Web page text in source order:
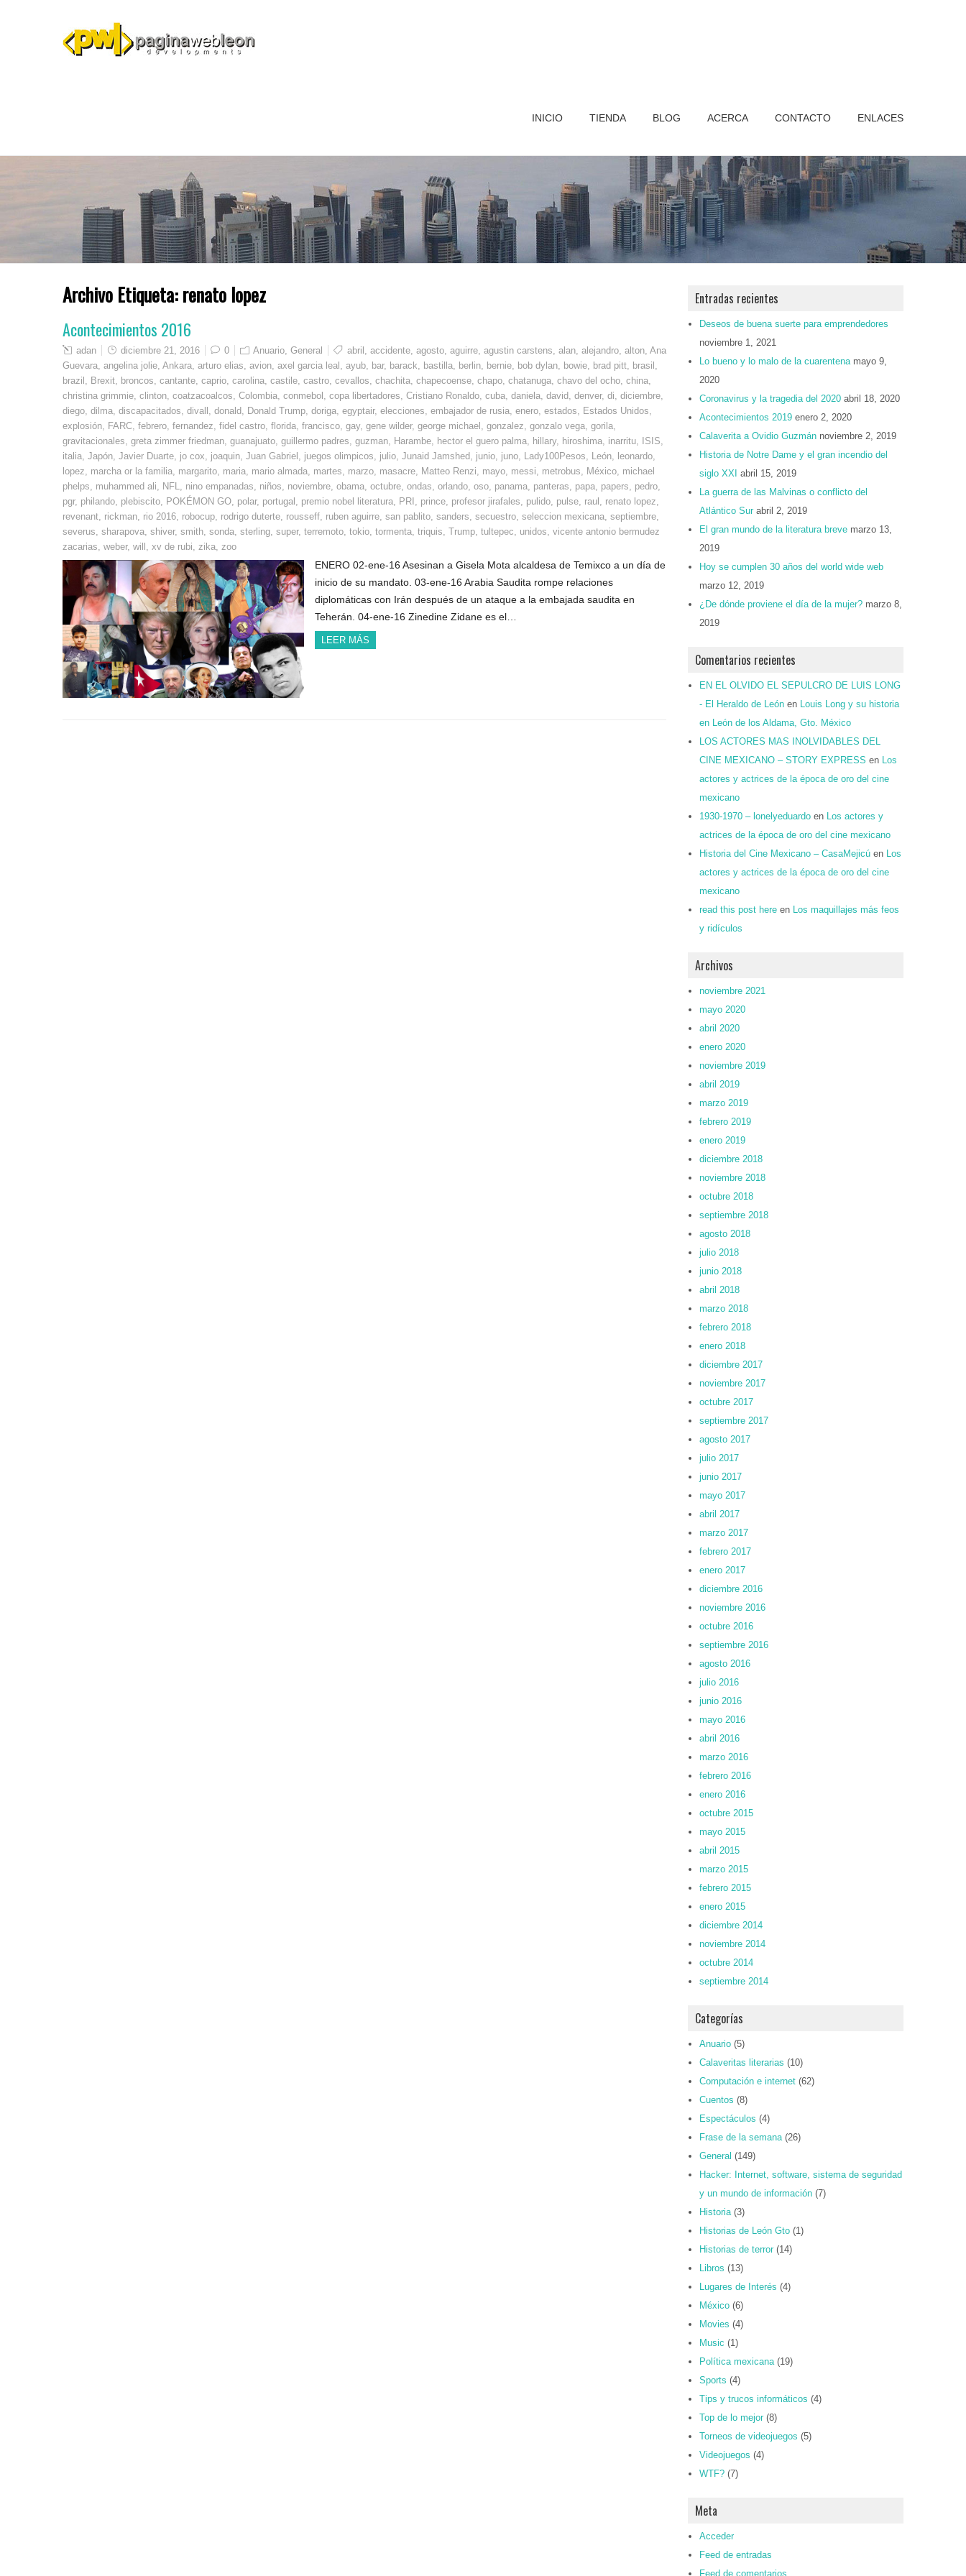
INICIO TIENDA BLOG ACERCA CONTACTO ENLACES
Archivo Etiqueta:renato lopez
Acontecimientos 2016
adan diciembre 21, 2016 0 Anuario, General abril , accidente, agosto, aguirre, agustin carstens, alan, alejandro, alton, Ana
Guevara, angelina jolie, Ankara, arturo elias, avion, axel garcia leal , ayub, bar, barack, bastilla, berlin, bernie, bob dylan, bowie, brad pitt, brasil ,
brazil , Brexit, broncos, cantante, caprio, carolina, castile, castro, cevallos, chachita, chapecoense, chapo, chatanuga, chavo del ocho, china,
christina grimmie, clinton, coatzacoalcos, Colombia, conmebol , copa libertadores, Cristiano Ronaldo, cuba, daniela, david, denver, di, diciembre,
diego, dilma, discapacitados, divall , donald, Donald Trump, doriga, egyptair, elecciones, embajador de rusia, enero, estados, Estados Unidos,
explosión, FARC, febrero, fernandez, fidel castro, florida, francisco, gay, gene wilder, george michael , gonzalez, gonzalo vega, gorila,
gravitacionales, greta zimmer friedman, guanajuato, guillermo padres, guzman, Harambe, hector el guero palma, hillary, hiroshima, inarritu, ISIS,
italia, Japón, Javier Duarte, jo cox, joaquin, Juan Gabriel , juegos olimpicos, julio, Junaid Jamshed, junio, juno, Lady100Pesos, León, leonardo,
lopez, marcha or la familia, margarito, maria, mario almada, martes, marzo, masacre, Matteo Renzi, mayo, messi, metrobus, México, michael
phelps, muhammed ali, NFL, nino empanadas, niños, noviembre, obama, octubre, ondas, orlando, oso, panama, panteras, papa, papers, pedro,
pgr, philando, plebiscito, POKÉMON GO, polar, portugal , premio nobel literatura, PRI , prince, profesor jirafales, pulido, pulse, raul , renato lopez,
revenant, rickman, rio 2016, robocup, rodrigo duterte, rousseff, ruben aguirre, san pablito, sanders, secuestro, seleccion mexicana, septiembre,
severus, sharapova, shiver, smith, sonda, sterling, super, terremoto, tokio, tormenta, triquis, Trump, tultepec, unidos, vicente antonio bermudez
zacarias, weber, will , xv de rubi, zika, zoo
ENERO 02-ene-16 Asesinan a Gisela Mota alcaldesa de Temixco a un día de
inicio de su mandato. 03-ene-16 Arabia Saudita rompe relaciones
diplomáticas con Irán después de un ataque a la embajada saudita en
Teherán. 04-ene-16 Zinedine Zidane es el…
LEER MÁS
Entradas recientes
Deseos de buena suerte para emprendedores
noviembre 1, 2021
Lo bueno y lo malo de la cuarentena mayo 9,
2020
Coronavirus y la tragedia del 2020 abril 18, 2020
Acontecimientos 2019 enero 2, 2020
Calaverita a Ovidio Guzmán noviembre 2, 2019
Historia de Notre Dame y el gran incendio del
siglo XXI abril 15, 2019
La guerra de las Malvinas o conflicto del
Atlántico Sur abril 2, 2019
El gran mundo de la literatura breve marzo 13,
2019
Hoy se cumplen 30 años del world wide web
marzo 12, 2019
¿De dónde proviene el día de la mujer? marzo 8,
2019
Comentarios recientes
EN EL OLVIDO EL SEPULCRO DE LUIS LONG
- El Heraldo de León en Louis Long y su historia
en León de los Aldama, Gto. México
LOS ACTORES MAS INOLVIDABLES DEL
CINE MEXICANO – STORY EXPRESS en Los
actores y actrices de la época de oro del cine
mexicano
1930-1970 – lonelyeduardo en Los actores y
actrices de la época de oro del cine mexicano
Historia del Cine Mexicano – CasaMejicú en Los
actores y actrices de la época de oro del cine
mexicano
read this post here en Los maquillajes más feos
y ridículos
Archivos
noviembre 2021
mayo 2020
abril 2020
enero 2020
noviembre 2019
abril 2019
marzo 2019
febrero 2019
enero 2019
diciembre 2018
noviembre 2018
octubre 2018
septiembre 2018
agosto 2018
julio 2018
junio 2018
abril 2018
marzo 2018
febrero 2018
enero 2018
diciembre 2017
noviembre 2017
octubre 2017
septiembre 2017
agosto 2017
julio 2017
junio 2017
mayo 2017
abril 2017
marzo 2017
febrero 2017
enero 2017
diciembre 2016
noviembre 2016
octubre 2016
septiembre 2016
agosto 2016
julio 2016
junio 2016
mayo 2016
abril 2016
marzo 2016
febrero 2016
enero 2016
octubre 2015
mayo 2015
abril 2015
marzo 2015
febrero 2015
enero 2015
diciembre 2014
noviembre 2014
octubre 2014
septiembre 2014
Categorías
Anuario (5)
Calaveritas literarias (10)
Computación e internet (62)
Cuentos (8)
Espectáculos (4)
Frase de la semana(26)
General (149)
Hacker: Internet, software, sistema de seguridad
y un mundo de información (7)
Historia(3)
Historias de León Gto (1)
Historias de terror (14)
Libros (13)
Lugares de Interés (4)
México (6)
Movies (4)
Music (1)
Política mexicana(19)
Sports (4)
Tips y trucos informáticos (4)
Top de lo mejor (8)
Torneos de videojuegos (5)
Videojuegos (4)
WTF? (7)
Meta
Acceder
Feed de entradas
Feed de comentarios